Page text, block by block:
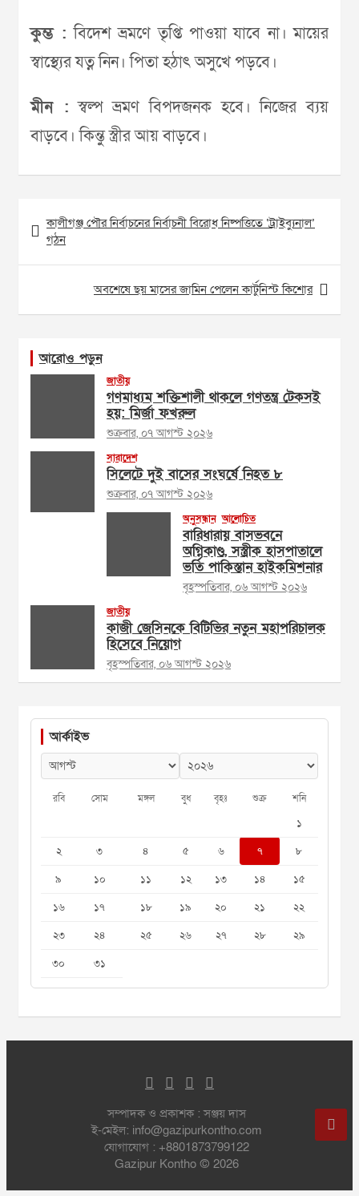
কুম্ভ : বিদেশ ভ্রমণে তৃপ্তি পাওয়া যাবে না। মায়ের
স্বাস্থ্যের যত্ন নিন। পিতা হঠাৎ অসুখে পড়বে।
মীন : স্বল্প ভ্রমণ বিপদজনক হবে। নিজের ব্যয়
বাড়বে। কিন্তু স্ত্রীর আয় বাড়বে।
navigation
কালীগঞ্জ পৌর নির্বাচনের নির্বাচনী বিরোধ নিষ্পত্তিতে ‘ট্রাইব্যুনাল’
গঠন
অবশেষে ছয় মাসের জামিন পেলেন কার্টুনিস্ট কিশোর
আরোও পড়ুন
জাতীয়
গণমাধ্যম শক্তিশালী থাকলে গণতন্ত্র টেকসই
হয়: মির্জা ফখরুল
শুক্রবার, ০৭ আগস্ট ২০২৬
সারাদেশ
সিলেটে দুই বাসের সংঘর্ষে নিহত ৮
শুক্রবার, ০৭ আগস্ট ২০২৬
অনুসন্ধান আলোচিত
বারিধারায় বাসভবনে
অগ্নিকাণ্ড, সস্ত্রীক হাসপাতালে
ভর্তি পাকিস্তান হাইকমিশনার
বৃহস্পতিবার, ০৬ আগস্ট ২০২৬
জাতীয়
কাজী জেসিনকে বিটিভির নতুন মহাপরিচালক
হিসেবে নিয়োগ
বৃহস্পতিবার, ০৬ আগস্ট ২০২৬
আর্কাইভ
রবি সোম মঙ্গল বুধ বৃহঃ শুক্র শনি
১
২
৩ ৪ ৫ ৬ ৭
৮
৯
১০ ১১ ১২ ১৩ ১৪
১৫
১৬
১৭ ১৮ ১৯ ২০ ২১
২২
২৩
২৪ ২৫ ২৬ ২৭ ২৮
২৯
৩০
৩১
সম্পাদক ও প্রকাশক : সঞ্জয় দাস
ই-মেইল: info@gazipurkontho.com
যোগাযোগ : +8801873799122
Gazipur Kontho © 2026